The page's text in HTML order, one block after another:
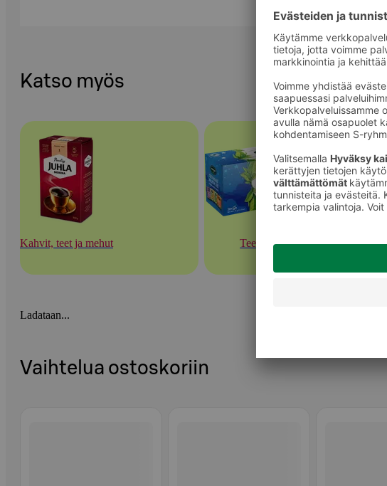
Katso myös
Kahvit, teet ja mehut Teet
Ladataan...
Vaihtelua ostoskoriin